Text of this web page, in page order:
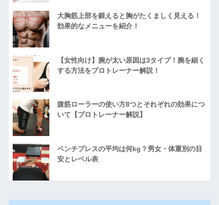
大胸筋上部を鍛えると胸がたくましく見える！
効果的なメニューを紹介！
【女性向け】腕が太い原因は3タイプ！腕を細く
する方法をプロトレーナー解説！
腹筋ローラーの使い方8つとそれぞれの効果につ
いて【プロトレーナー解説】
ベンチプレスの平均は何kg？男女・体重別の目
安とレベル表